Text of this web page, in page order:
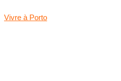
Vivre à Porto